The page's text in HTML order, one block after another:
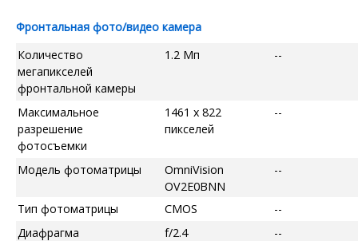
Фронтальная фото/видео камера
Количество
мегапикселей
фронтальной камеры
1.2 Мп --
Максимальное
разрешение
фотосъемки
1461 x 822
пикселей
--
Модель фотоматрицы
OmniVision
OV2E0BNN
--
Тип фотоматрицы CMOS
--
Диафрагма
f/2.4
--